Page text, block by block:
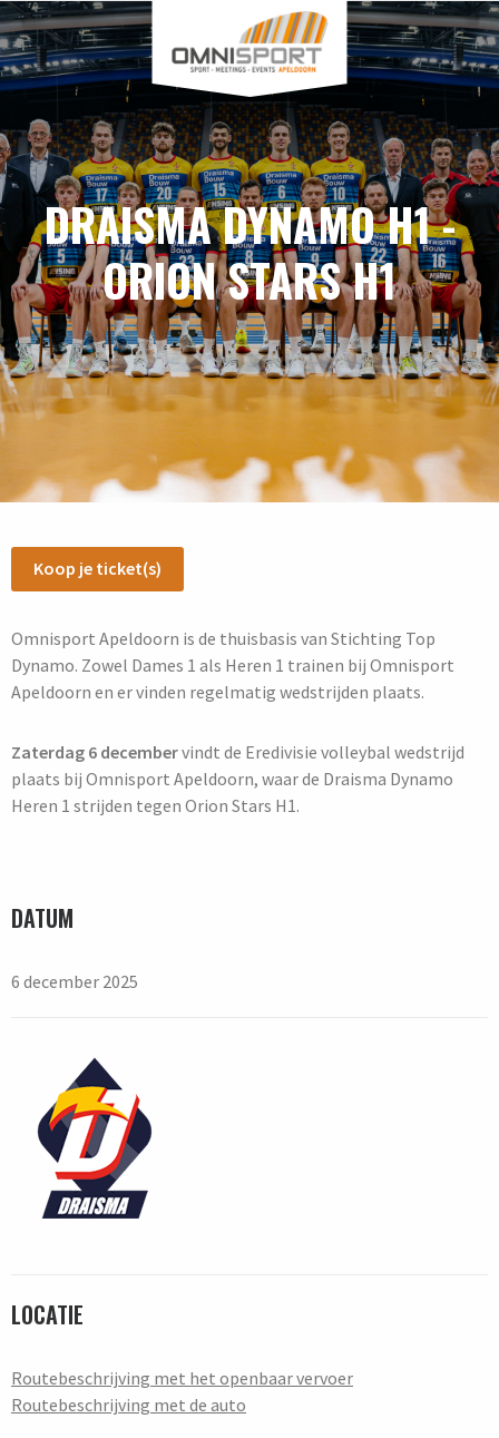
DRAISMA DYNAMO H1 -
ORION STARS H1
Koop je ticket(s)
Omnisport Apeldoorn is de thuisbasis van Stichting Top
Dynamo. Zowel Dames 1 als Heren 1 trainen bij Omnisport
Apeldoorn en er vinden regelmatig wedstrijden plaats.
Zaterdag 6 decembervindt de Eredivisie volleybal wedstrijd
plaats bij Omnisport Apeldoorn, waar de Draisma Dynamo
Heren 1 strijden tegen Orion Stars H1.
DATUM
6 december 2025
LOCATIE
Routebeschrijving met het openbaar vervoer
Routebeschrijving met de auto